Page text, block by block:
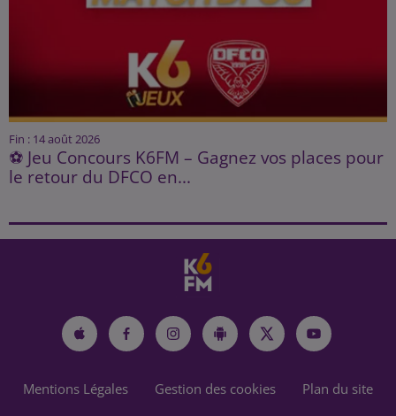
Fin : 14 août 2026
⚽ Jeu Concours K6FM – Gagnez vos places pour
le retour du DFCO en...
Mentions Légales Gestion des cookies Plan du site